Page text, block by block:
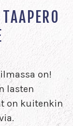
on!
lasten
on kuitenkin